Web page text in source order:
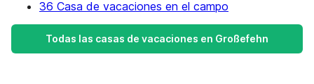
36 Casa de vacaciones en el campo
Todas las casas de vacaciones en Großefehn